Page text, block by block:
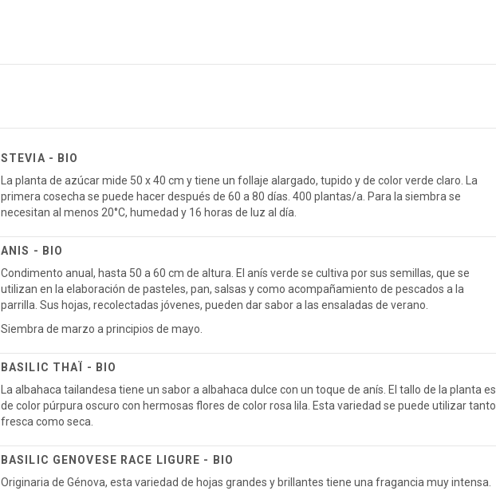
STEVIA - BIO
La planta de azúcar mide 50 x 40 cm y tiene un follaje alargado, tupido y de color verde claro. La
primera cosecha se puede hacer después de 60 a 80 días. 400 plantas/a. Para la siembra se
necesitan al menos 20°C, humedad y 16 horas de luz al día.
ANIS - BIO
Condimento anual, hasta 50 a 60 cm de altura. El anís verde se cultiva por sus semillas, que se
utilizan en la elaboración de pasteles, pan, salsas y como acompañamiento de pescados a la
parrilla. Sus hojas, recolectadas jóvenes, pueden dar sabor a las ensaladas de verano.
Siembra de marzo a principios de mayo.
BASILIC THAÏ - BIO
La albahaca tailandesa tiene un sabor a albahaca dulce con un toque de anís. El tallo de la planta es
de color púrpura oscuro con hermosas flores de color rosa lila. Esta variedad se puede utilizar tanto
fresca como seca.
BASILIC GENOVESE RACE LIGURE - BIO
Originaria de Génova, esta variedad de hojas grandes y brillantes tiene una fragancia muy intensa.